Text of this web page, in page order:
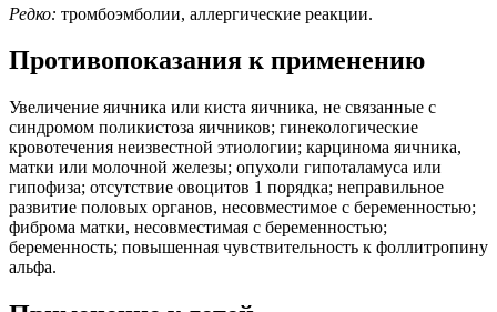
Редко: тромбоэмболии, аллергические реакции.
Противопоказания к применению
Увеличение яичника или киста яичника, не связанные с
синдромом поликистоза яичников; гинекологические
кровотечения неизвестной этиологии; карцинома яичника,
матки или молочной железы; опухоли гипоталамуса или
гипофиза; отсутствие овоцитов 1 порядка; неправильное
развитие половых органов, несовместимое с беременностью;
фиброма матки, несовместимая с беременностью;
беременность; повышенная чувствительность к фоллитропину
альфа.